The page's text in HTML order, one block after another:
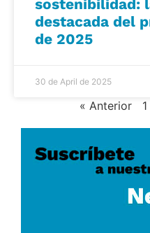
sostenibilidad:
destacada del
de 2025
30 de April de 2025
« Anterior 1